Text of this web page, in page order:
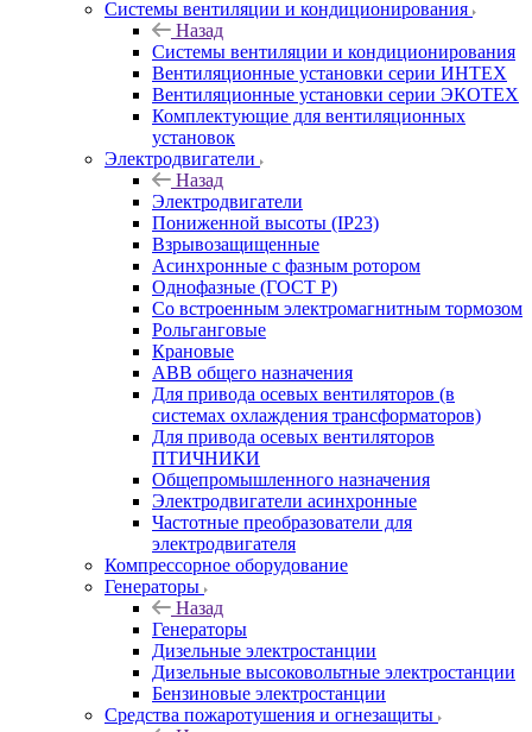
Системы вентиляции и кондиционирования
Назад
Системы вентиляции и кондиционирования
Вентиляционные установки серии ИНТЕХ
Вентиляционные установки серии ЭКОТЕХ
Комплектующие для вентиляционных
установок
Электродвигатели
Назад
Электродвигатели
Пониженной высоты (IP23)
Взрывозащищенные
Асинхронные с фазным ротором
Однофазные (ГОСТ Р)
Со встроенным электромагнитным тормозом
Рольганговые
Крановые
АВВ общего назначения
Для привода осевых вентиляторов (в
системах охлаждения трансформаторов)
Для привода осевых вентиляторов
ПТИЧНИКИ
Общепромышленного назначения
Электродвигатели асинхронные
Частотные преобразователи для
электродвигателя
Компрессорное оборудование
Генераторы
Назад
Генераторы
Дизельные электростанции
Дизельные высоковольтные электростанции
Бензиновые электростанции
Средства пожаротушения и огнезащиты